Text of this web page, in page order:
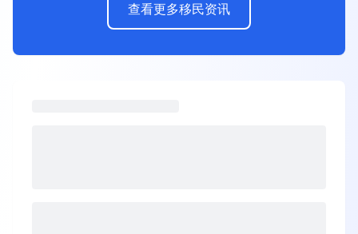
查看更多移民资讯